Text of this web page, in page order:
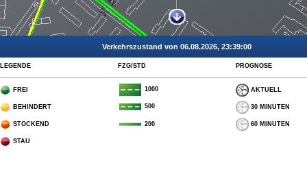
Verkehrszustand von 06.08.2026, 23:39:00
LEGENDE FZG/STD PROGNOSE
FREI 1000 AKTUELL
BEHINDERT 500 30 MINUTEN
STOCKEND 200 60 MINUTEN
STAU